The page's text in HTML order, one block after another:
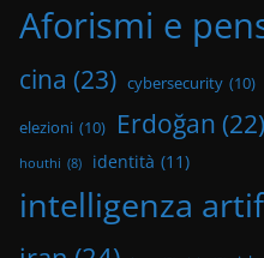
Aforismi e
cina (23) cybersecurity (10)
elezioni (10) Erdoğan (22)
houthi (8) identità (11)
intelligenza